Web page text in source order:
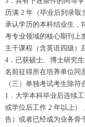
历满 2 年（毕业后到录取
承认学历的本科结业生，
考专业领域的核心期刊上
主干课程（含英语四级）
4．已获硕士、博士研究
名前征得所在培养单位同
（三）单独考试考生除符
1．大学本科毕业后连续
或学位后工作 2 年以上）
告）或者已经成为业务骨